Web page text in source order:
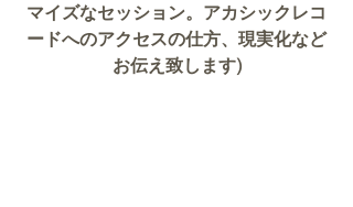
マイズなセッション。アカシックレコ
ードへのアクセスの仕方、現実化など
お伝え致します)